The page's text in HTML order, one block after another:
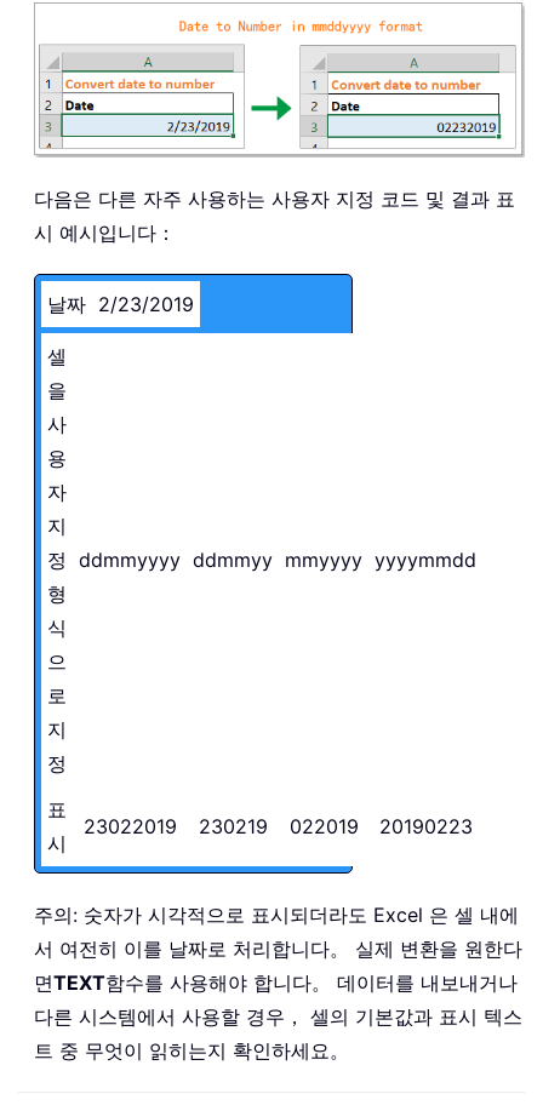
다음은 다른 자주 사용하는 사용자 지정 코드 및 결과 표
시 예시입니다：
날짜 2/23/2019
셀
을
사
용
자
지
정
형
식
으
로
지
정
ddmmyyyy ddmmyy mmyyyy yyyymmdd
표
시
23022019 230219 022019 20190223
주의: 숫자가 시각적으로 표시되더라도 Excel 은 셀 내에
서 여전히 이를 날짜로 처리합니다。 실제 변환을 원한다
면TEXT함수를 사용해야 합니다。 데이터를 내보내거나
다른 시스템에서 사용할 경우， 셀의 기본값과 표시 텍스
트 중 무엇이 읽히는지 확인하세요。